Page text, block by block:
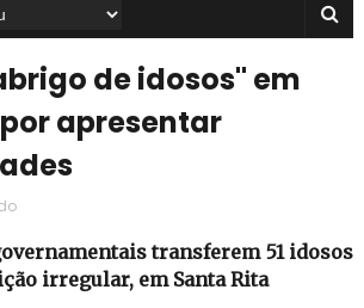
de idosos" em
apresentar
transferem 51 idosos
irregular, em Santa Rita